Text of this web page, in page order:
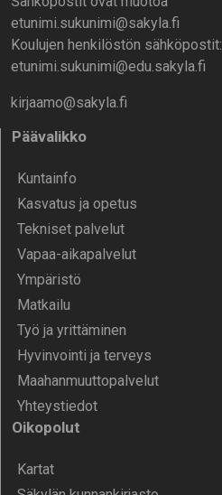
etunimi.sukunimi@sakyla.fi
Koulujen henkilöstön sähköpostit:
etunimi.sukunimi@edu.sakyla.fi
kirjaamo@sakyla.fi
Päävalikko
Kunta­info
Kasvatus ja opetus
Tekniset palvelut
Vapaa-aika­palvelut
Ympä­ristö
Mat­kailu
Työ ja yrittä­minen
Hyvinvointi ja terveys
Maahanmuuttopalvelut
Yhteystiedot
Oikopolut
Kartat